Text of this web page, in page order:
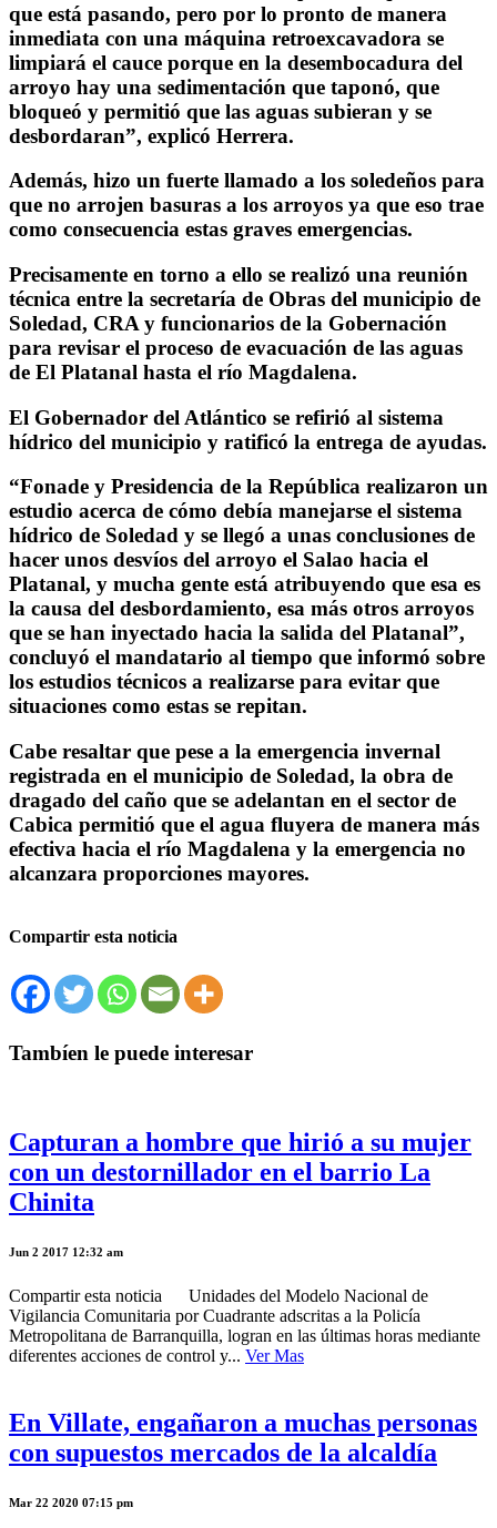
que está pasando, pero por lo pronto de manera
inmediata con una máquina retroexcavadora se
limpiará el cauce porque en la desembocadura del
arroyo hay una sedimentación que taponó, que
bloqueó y permitió que las aguas subieran y se
desbordaran”, explicó Herrera.
Además, hizo un fuerte llamado a los soledeños para
que no arrojen basuras a los arroyos ya que eso trae
como consecuencia estas graves emergencias.
Precisamente en torno a ello se realizó una reunión
técnica entre la secretaría de Obras del municipio de
Soledad, CRA y funcionarios de la Gobernación
para revisar el proceso de evacuación de las aguas
de El Platanal hasta el río Magdalena.
El Gobernador del Atlántico se refirió al sistema
hídrico del municipio y ratificó la entrega de ayudas.
“Fonade y Presidencia de la República realizaron un
estudio acerca de cómo debía manejarse el sistema
hídrico de Soledad y se llegó a unas conclusiones de
hacer unos desvíos del arroyo el Salao hacia el
Platanal, y mucha gente está atribuyendo que esa es
la causa del desbordamiento, esa más otros arroyos
que se han inyectado hacia la salida del Platanal”,
concluyó el mandatario al tiempo que informó sobre
los estudios técnicos a realizarse para evitar que
situaciones como estas se repitan.
Cabe resaltar que pese a la emergencia invernal
registrada en el municipio de Soledad, la obra de
dragado del caño que se adelantan en el sector de
Cabica permitió que el agua fluyera de manera más
efectiva hacia el río Magdalena y la emergencia no
alcanzara proporciones mayores.
Compartir esta noticia
Tambíen le puede interesar
Capturan a hombre que hirió a su mujer
con un destornillador en el barrio La
Chinita
Jun 2 2017 12:32 am
Compartir esta noticia Unidades del Modelo Nacional de
Vigilancia Comunitaria por Cuadrante adscritas a la Policía
Metropolitana de Barranquilla, logran en las últimas horas mediante
diferentes acciones de control y... Ver Mas
En Villate, engañaron a muchas personas
con supuestos mercados de la alcaldía
Mar 22 2020 07:15 pm